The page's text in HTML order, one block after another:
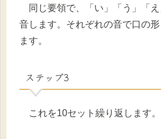
同じ要領で、「い」「う」「
音します。それぞれの音で口の
ます。
ステップ3
これを10セット繰り返します。